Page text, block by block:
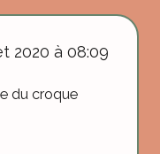
2020 à 08:09
du croque